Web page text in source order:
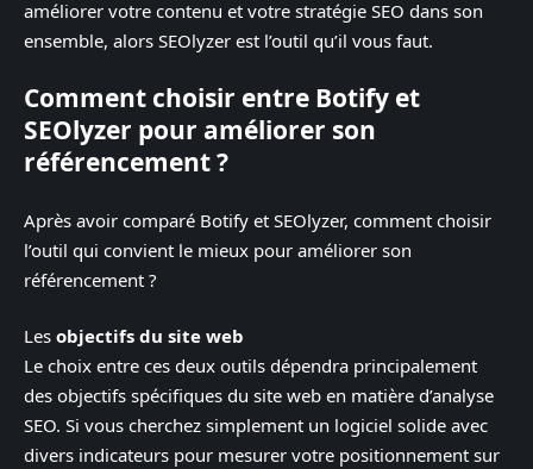
améliorer votre contenu et votre stratégie SEO dans son
ensemble, alors SEOlyzer est l’outil qu’il vous faut.
Comment choisir entre Botify et
SEOlyzer pour améliorer son
référencement ?
Après avoir comparé Botify et SEOlyzer, comment choisir
l’outil qui convient le mieux pour améliorer son
référencement ?
Les objectifs du site web
Le choix entre ces deux outils dépendra principalement
des objectifs spécifiques du site web en matière d’analyse
SEO. Si vous cherchez simplement un logiciel solide avec
divers indicateurs pour mesurer votre positionnement sur